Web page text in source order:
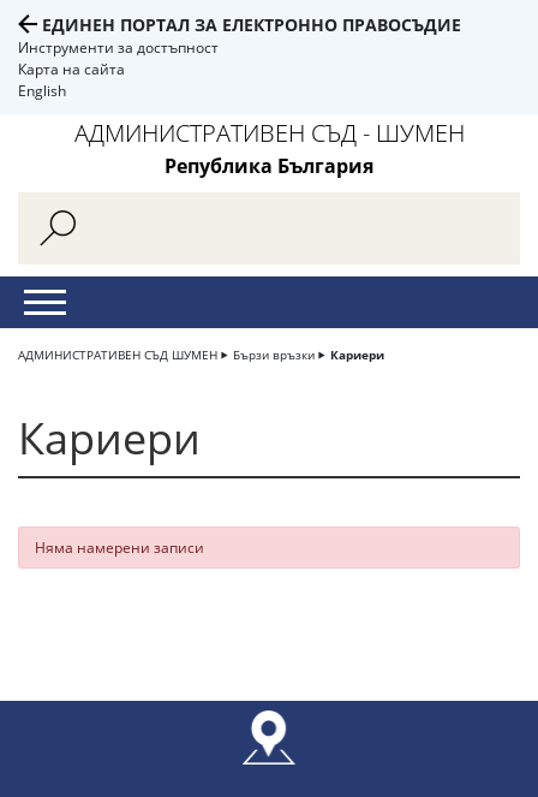
ЕДИНЕН ПОРТАЛ ЗА ЕЛЕКТРОННО ПРАВОСЪДИЕ
Инструменти за достъпност
Карта на сайта
English
АДМИНИСТРАТИВЕН СЪД - ШУМЕН
Република България
АДМИНИСТРАТИВЕН СЪД ШУМЕН Бързи връзки Кариери
Кариери
Няма намерени записи